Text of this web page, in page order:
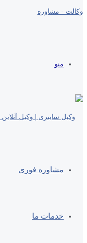
منو
مشاوره فوری
خدمات ما